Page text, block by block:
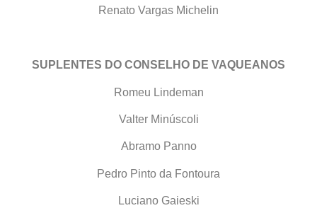
Renato Vargas Michelin
SUPLENTES DO CONSELHO DE VAQUEANOS
Romeu Lindeman
Valter Minúscoli
Abramo Panno
Pedro Pinto da Fontoura
Luciano Gaieski